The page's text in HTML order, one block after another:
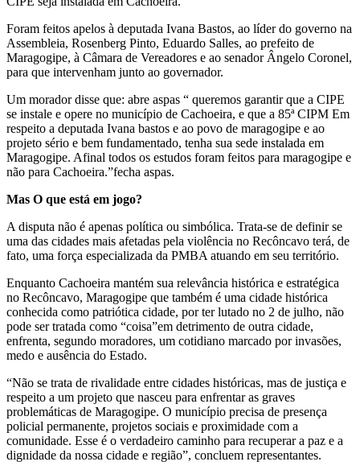
Foram feitos apelos à deputada Ivana Bastos, ao líder do governo na
Assembleia, Rosenberg Pinto, Eduardo Salles, ao prefeito de
Maragogipe, à Câmara de Vereadores e ao senador Ângelo Coronel,
para que intervenham junto ao governador.
Um morador disse que: abre aspas “ queremos garantir que a CIPE
se instale e opere no município de Cachoeira, e que a 85ª CIPM Em
respeito a deputada Ivana bastos e ao povo de maragogipe e ao
projeto sério e bem fundamentado, tenha sua sede instalada em
Maragogipe. Afinal todos os estudos foram feitos para maragogipe e
não para Cachoeira.”fecha aspas.
Mas O que está em jogo?
A disputa não é apenas política ou simbólica. Trata-se de definir se
uma das cidades mais afetadas pela violência no Recôncavo terá, de
fato, uma força especializada da PMBA atuando em seu território.
Enquanto Cachoeira mantém sua relevância histórica e estratégica
no Recôncavo, Maragogipe que também é uma cidade histórica
conhecida como patriótica cidade, por ter lutado no 2 de julho, não
pode ser tratada como “coisa”em detrimento de outra cidade,
enfrenta, segundo moradores, um cotidiano marcado por invasões,
medo e ausência do Estado.
“Não se trata de rivalidade entre cidades históricas, mas de justiça e
respeito a um projeto que nasceu para enfrentar as graves
problemáticas de Maragogipe. O município precisa de presença
policial permanente, projetos sociais e proximidade com a
comunidade. Esse é o verdadeiro caminho para recuperar a paz e a
dignidade da nossa cidade e região”, concluem representantes.